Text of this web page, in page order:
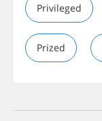
Privileged
Prized